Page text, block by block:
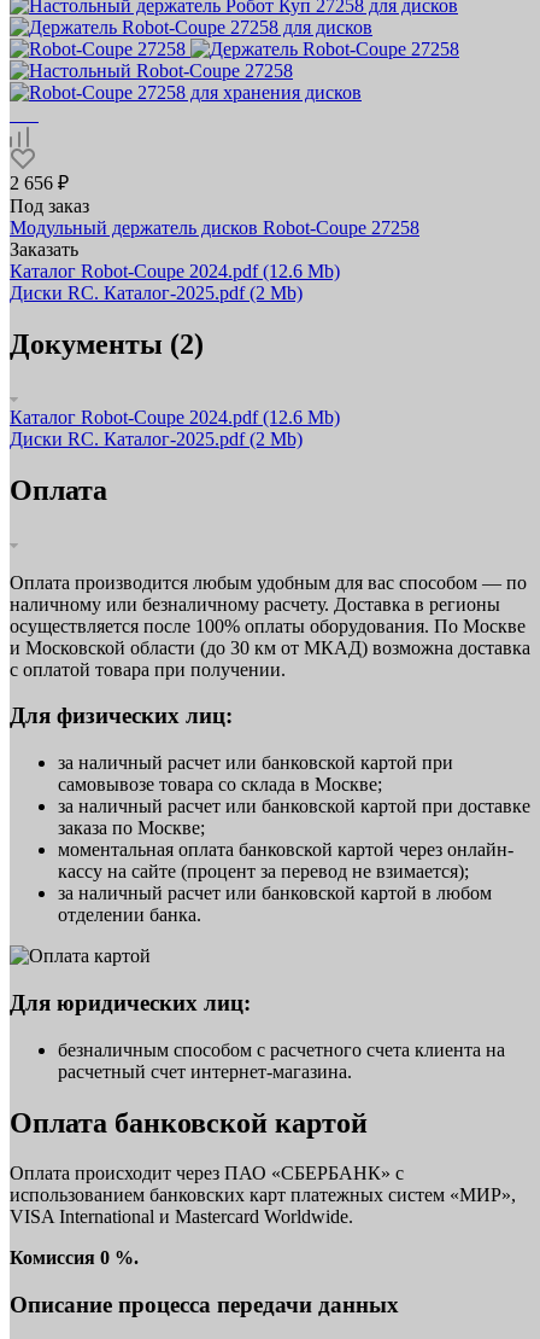
2 656 ₽
Под заказ
Модульный держатель дисков Robot-Coupe 27258
Заказать
Каталог Robot-Coupe 2024.pdf(12.6 Mb)
Диски RC. Каталог-2025.pdf(2 Mb)
Документы (2)
Каталог Robot-Coupe 2024.pdf(12.6 Mb)
Диски RC. Каталог-2025.pdf(2 Mb)
Оплата
Оплата производится любым удобным для вас способом — по
наличному или безналичному расчету. Доставка в регионы
осуществляется после 100% оплаты оборудования. По Москве
и Московской области (до 30 км от МКАД) возможна доставка
с оплатой товара при получении.
Для физических лиц:
за наличный расчет или банковской картой при
самовывозе товара со склада в Москве;
за наличный расчет или банковской картой при доставке
заказа по Москве;
моментальная оплата банковской картой через онлайн-
кассу на сайте (процент за перевод не взимается);
за наличный расчет или банковской картой в любом
отделении банка.
Для юридических лиц:
безналичным способом с расчетного счета клиента на
расчетный счет интернет-магазина.
Оплата банковской картой
Оплата происходит через ПАО «СБЕРБАНК» с
использованием банковских карт платежных систем «МИР»,
VISA International и Mastercard Worldwide.
Комиссия 0 %.
Описание процесса передачи данных